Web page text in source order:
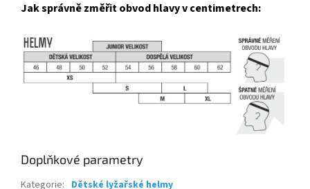
Jak správně změřit obvod hlavy v centimetrech:
Doplňkové parametry
Kategorie: Dětské lyžařské helmy